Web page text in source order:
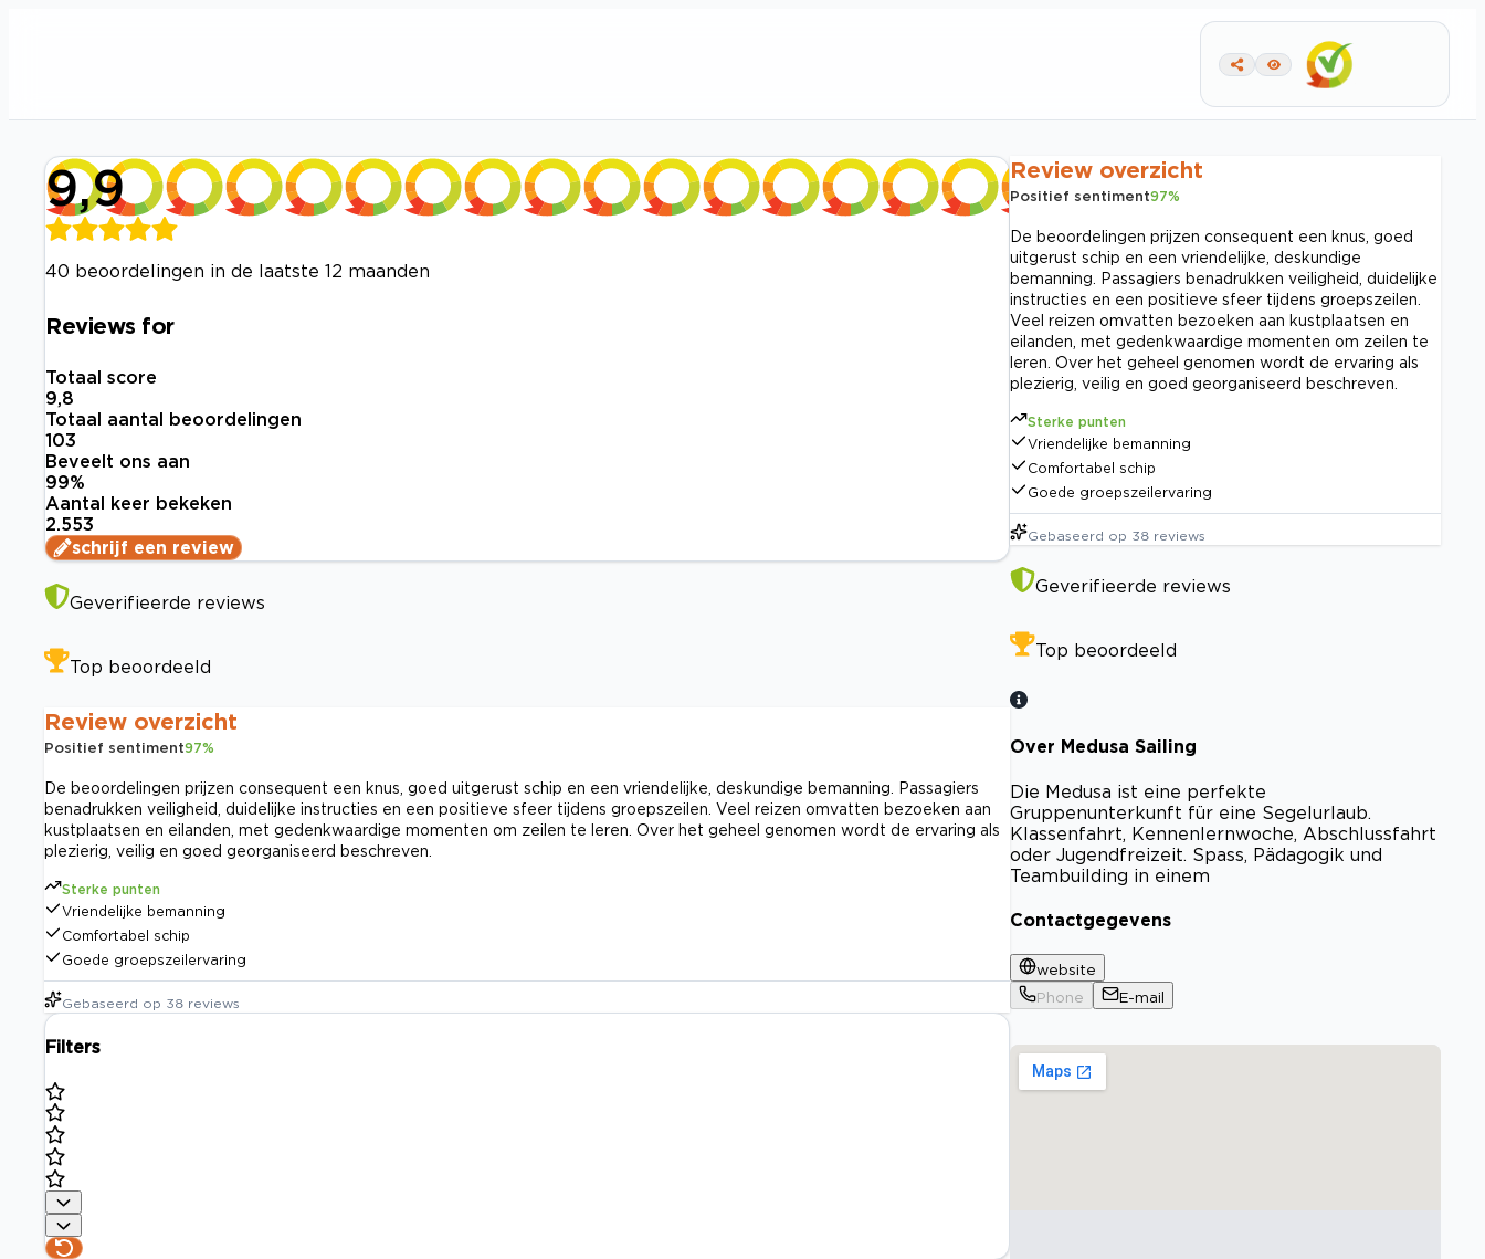
9,9
40 beoordelingen in de laatste 12 maanden
Reviews for
Totaal score
9,8
Totaal aantal beoordelingen
103
Beveelt ons aan
99%
Aantal keer bekeken
2.553
schrijf een review
Geverifieerde reviews
Top beoordeeld
Review overzicht
Positief sentiment97%
De beoordelingen prijzen consequent een knus, goed uitgerust schip en een vriendelijke, deskundige bemanning. Passagiers
benadrukken veiligheid, duidelijke instructies en een positieve sfeer tijdens groepszeilen. Veel reizen omvatten bezoeken aan
kustplaatsen en eilanden, met gedenkwaardige momenten om zeilen te leren. Over het geheel genomen wordt de ervaring als
plezierig, veilig en goed georganiseerd beschreven.
Sterke punten
Vriendelijke bemanning
Comfortabel schip
Goede groepszeilervaring
Gebaseerd op 38 reviews
Filters
Review overzicht
Positief sentiment97%
De beoordelingen prijzen consequent een knus, goed
uitgerust schip en een vriendelijke, deskundige
bemanning. Passagiers benadrukken veiligheid, duidelijke
instructies en een positieve sfeer tijdens groepszeilen.
Veel reizen omvatten bezoeken aan kustplaatsen en
eilanden, met gedenkwaardige momenten om zeilen te
leren. Over het geheel genomen wordt de ervaring als
plezierig, veilig en goed georganiseerd beschreven.
Sterke punten
Vriendelijke bemanning
Comfortabel schip
Goede groepszeilervaring
Gebaseerd op 38 reviews
Geverifieerde reviews
Top beoordeeld
Over Medusa Sailing
Die Medusa ist eine perfekte
Gruppenunterkunft für eine Segelurlaub.
Klassenfahrt, Kennenlernwoche, Abschlussfahrt
oder Jugendfreizeit. Spass, Pädagogik und
Teambuilding in einem
Contactgegevens
website
Phone
E-mail